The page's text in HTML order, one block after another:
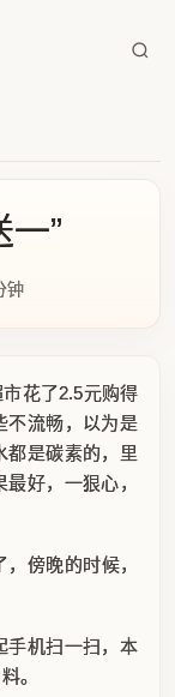
一”
钟
花了2.5元购得
不流畅，以为是
都是碳素的，里
好，一狠心，
傍晚的时候，
手机扫一扫，本
。